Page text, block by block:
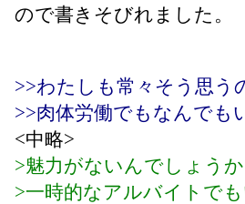
ので書きそびれました。
>>わたしも常々そう思う
>>肉体労働でもなんでも
<中略>
>魅力がないんでしょうか
>一時的なアルバイトで